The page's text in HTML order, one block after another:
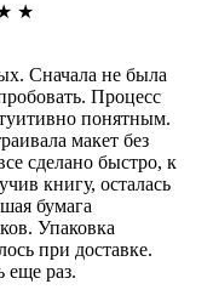
★
Сначала не была
Процесс
понятным.
макет без
сделано быстро, к
книгу, осталась
бумага
Упаковка
при доставке.
еще раз.